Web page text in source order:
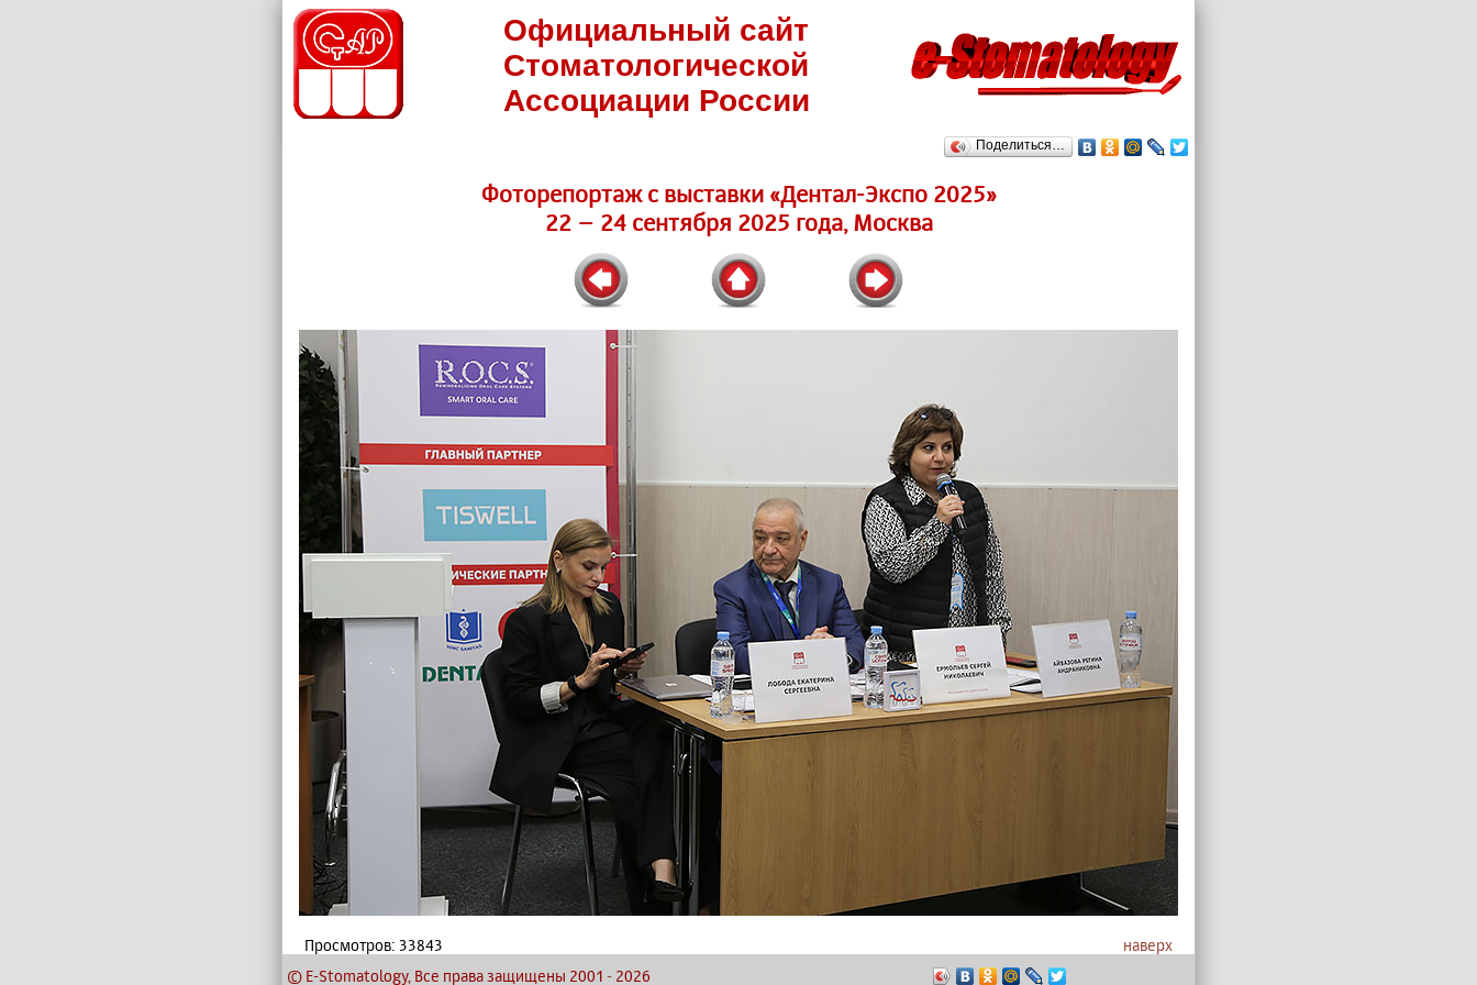
Официальный сайт
Стоматологической
Ассоциации России
Поделиться…
Фоторепортаж c выставки «Дентал-Экспо 2025»
22 – 24 сентября 2025 года, Москва
наверх
Просмотров: 33843
© E-Stomatology, Все права защищены 2001 - 2026